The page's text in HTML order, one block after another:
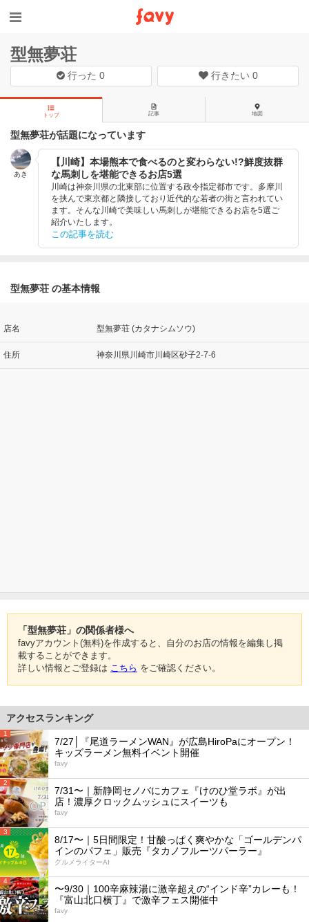
型無夢荘
行った0 行きたい 0
トップ 記事 地図
型無夢荘が話題になっています
あき
【川崎】本場熊本で食べるのと変わらない!?鮮度抜群
な馬刺しを堪能できるお店5選
川崎は神奈川県の北東部に位置する政令指定都市です。多摩川
を挟んで東京都と隣接しており近代的な若者の街と言われてい
ます。そんな川崎で美味しい馬刺しが堪能できるお店を5選ご
紹介いたします。
この記事を読む
型無夢荘 の基本情報
店名 型無夢荘 (カタナシムソウ)
住所 神奈川県川崎市川崎区砂子2-7-6
「型無夢荘」の関係者様へ
favyアカウント(無料)を作成すると、自分のお店の情報を編集し掲
載することができます。
詳しい情報とご登録は こちら をご確認ください。
アクセスランキング
1
7/27│『尾道ラーメンWAN』が広島HiroPaにオープン！
キッズラーメン無料イベント開催
favy
2
7/31〜｜新静岡セノバにカフェ『けのひ堂ラボ』が出
店！濃厚クロックムッシュにスイーツも
favy
3
8/17〜｜5日間限定！甘酸っぱく爽やかな「ゴールデンパ
インのパフェ」販売『タカノフルーツパーラー』
グルメライターAI
4
〜9/30｜100辛麻辣湯に激辛超えの“インド辛”カレーも！
『富山北口横丁』で激辛フェス開催中
favy